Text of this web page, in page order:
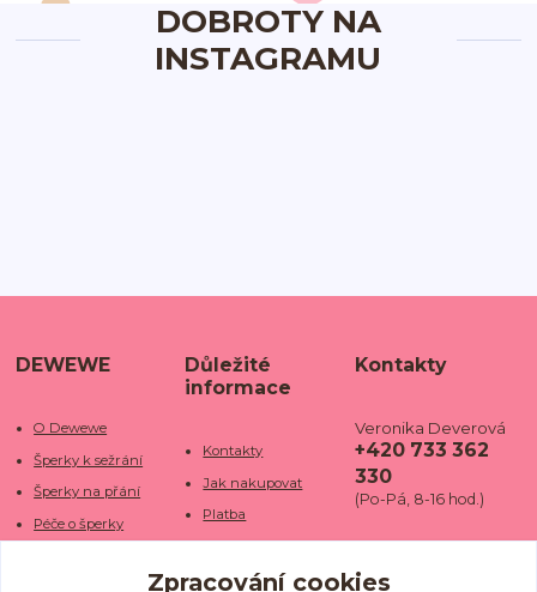
DOBROTY NA
INSTAGRAMU
DEWEWE
O Dewewe
Šperky k sežrání
Šperky na přání
Péče o šperky
Kamenné obchody
Důležité
informace
Kontakty
Jak nakupovat
Platba
Doba dodání
Doprava
Kontakty
Veronika Deverová
+420 733 362
330
(Po-Pá, 8-16 hod.)
we.cz
Zpracování cookies